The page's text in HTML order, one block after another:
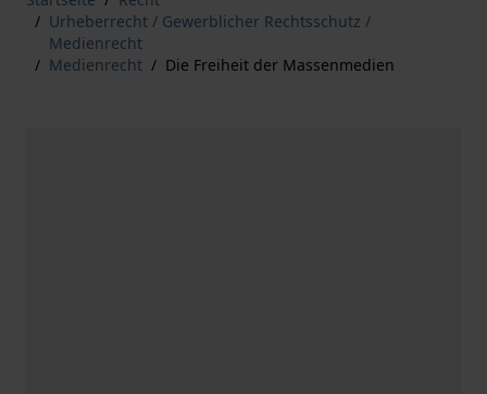
/ Urheberrecht / Gewerblicher Rechtsschutz /
Medienrecht
/ Medienrecht / Die Freiheit der Massenmedien